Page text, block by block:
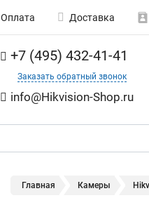
Оплата Доставка
+7 (495) 432-41-41
Заказать обратный звонок
info@Hikvision-Shop.ru
Главная Камеры